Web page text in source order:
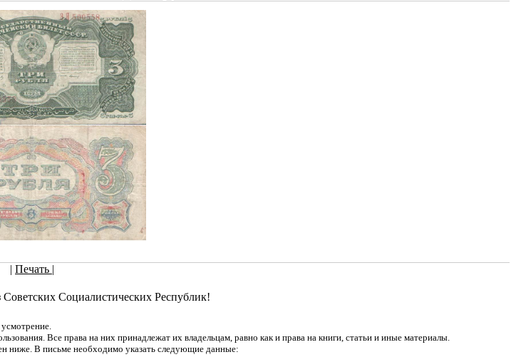
| Печать |
Социалистических Республик!
Все права на них принадлежат их владельцам, равно как и права на книги, статьи и иные материалы.
ниже. В письме необходимо указать следующие данные: